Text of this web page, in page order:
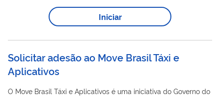
promoção da saúde, prevenção de agravos e atenção à saúde.
Ao final do processo, o município ou estado passa a integrar
de saúde junto às escolas...
Iniciar
Solicitar adesão ao Move Brasil Táxi e
Aplicativos
O Move Brasil Táxi e Aplicativos é uma iniciativa do Governo do